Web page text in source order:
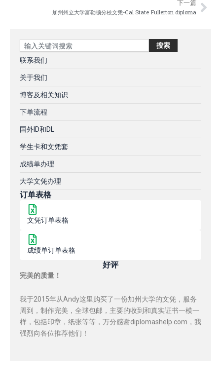
下一篇
加州州立大学富勒顿分校文凭-Cal State Fullerton diploma
Search 搜索
联系我们
关于我们
博客及相关知识
下单流程
国外ID和DL
学生卡和文凭套
成绩单办理
大学文凭办理
订单表格
文凭订单表格
成绩单订单表格
好评
完美的质量！
我于2015年从Andy这里购买了一份加州大学的文凭，服务
周到，制作完美，全球包邮，主要的收到和真实证书一模一
样，包括印章，纸张等等，万分感谢diplomashelp.com，我
强烈向各位推荐他们！